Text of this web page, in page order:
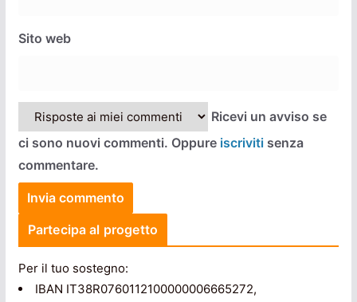
Sito web
Ricevi un avviso se
ci sono nuovi commenti. Oppure iscrivitisenza
commentare.
Partecipa al progetto
Per il tuo sostegno:
IBAN IT38R0760112100000006665272,